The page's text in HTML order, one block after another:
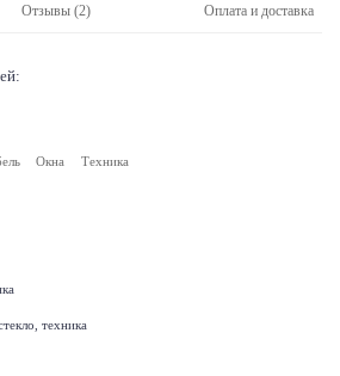
Отзывы (2) Оплата и доставка
Окна Техника
техника